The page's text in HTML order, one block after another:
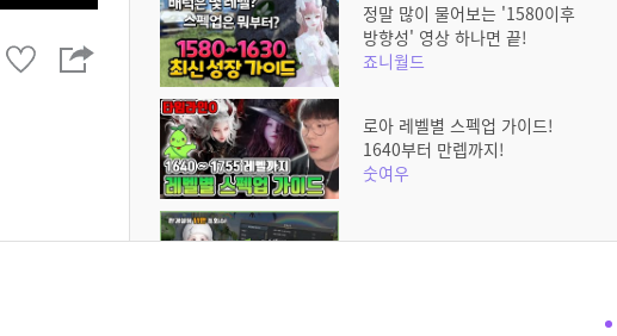
정말 많이 물어보는 '1580이후
방향성' 영상 하나면 끝!
죠니월드
로아 레벨별 스펙업 가이드!
1640부터 만렙까지!
숫여우
로생이 편해지는 환경설정 꿀팁!!